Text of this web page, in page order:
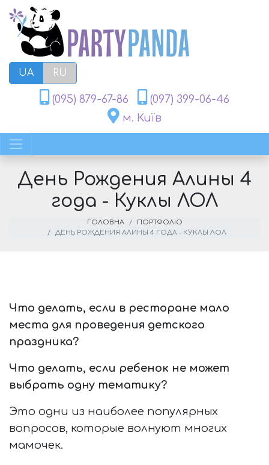
UA RU
(095) 879-67-86
(097) 399-06-46
м. Київ
День Рождения Алины 4
года - Куклы ЛОЛ
ГОЛОВНА
ПОРТФОЛІО
ДЕНЬ РОЖДЕНИЯ АЛИНЫ 4 ГОДА - КУКЛЫ ЛОЛ
Что делать, если в ресторане мало
места для проведения детского
праздника?
Что делать, если ребенок не может
выбрать одну тематику?
Это одни из наиболее популярных
вопросов, которые волнуют многих
мамочек.